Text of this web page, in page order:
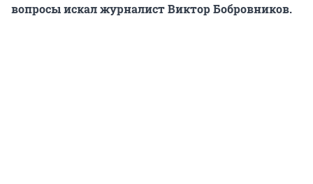
вопросы искал журналист Виктор Бобровников.